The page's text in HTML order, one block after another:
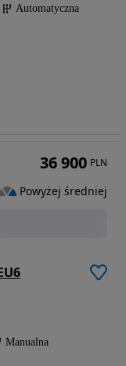
Automatyczna
Manualna
36 900 PLN
Powyżej średniej